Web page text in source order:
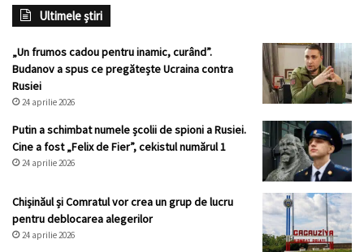
Ultimele știri
„Un frumos cadou pentru inamic, curând”.
Budanov a spus ce pregătește Ucraina contra
Rusiei
24 aprilie 2026
Putin a schimbat numele școlii de spioni a Rusiei.
Cine a fost „Felix de Fier”, cekistul numărul 1
24 aprilie 2026
Chișinăul și Comratul vor crea un grup de lucru
pentru deblocarea alegerilor
24 aprilie 2026